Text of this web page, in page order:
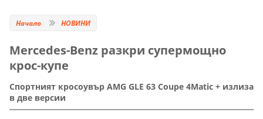
Начало НОВИНИ
Mercedes-Benz разкри супермощно
крос-купе
Спортният кросоувър AMG GLE 63 Coupe 4Matic + излиза
в две версии